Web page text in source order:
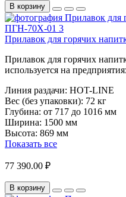
В корзину
Прилавок для горячих
Прилавок для горячих
используется на
Линия раздачи: HOT-LINE
Вес (без упаковки): 72 кг
Глубина: от 717 до 1016 мм
Ширина: 1500 мм
Высота: 869 мм
Показать все
77 390.00 ₽
В корзину